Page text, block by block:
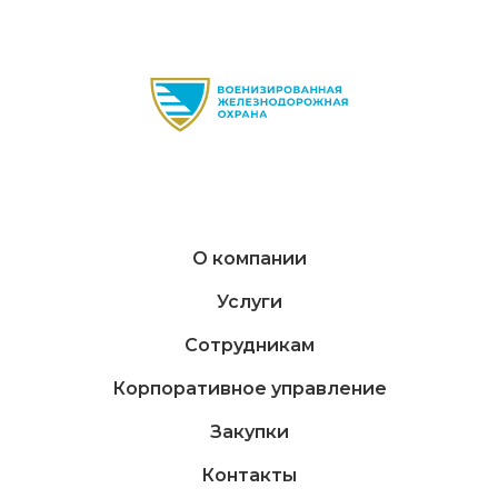
О компании
Услуги
Сотрудникам
Корпоративное управление
Закупки
Контакты